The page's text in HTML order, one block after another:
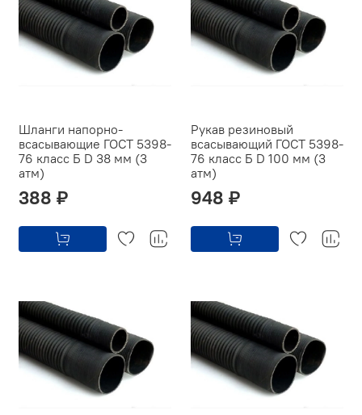
Шланги напорно-
всасывающие ГОСТ 5398-
76 класс Б D 38 мм (3
атм)
388 ₽
Рукав резиновый
всасывающий ГОСТ 5398-
76 класс Б D 100 мм (3
атм)
948 ₽